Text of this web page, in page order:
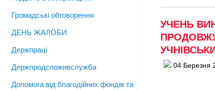
УЧЕНЬ
04 Березня
Громадські обговорення
ДЕНЬ ЖАЛОБИ
Держпраці
Держпродспоживслужба
Допомога від благодійних фондів та